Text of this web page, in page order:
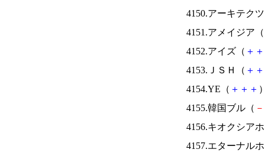
4150.アーキテク
4151.アメイジア（
4152.アイズ（ ＋ ＋
4153.ＪＳＨ（ ＋ ＋
4154.YE（ ＋ ＋ ＋
4155.韓国ブル（ －
4156.キオクシア
4157.エターナル